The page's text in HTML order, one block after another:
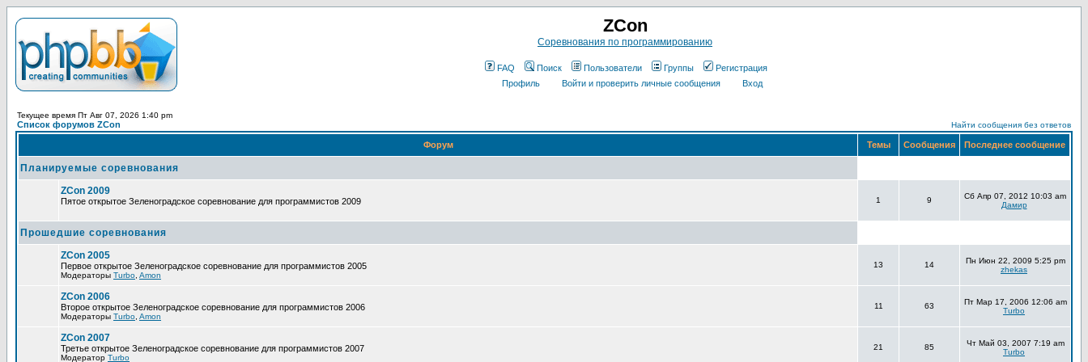
ZCon
Соревнования по программированию
FAQ Поиск Пользователи Группы
Регистрация
Профиль
Войти и проверить личные сообщения Вход
Текущее время Пт Авг 07, 2026 1:40 pm
Список форумов ZCon Найти сообщения без ответов
Форум Темы Сообщения Последнее сообщение
Планируемые соревнования
ZCon 2009
Пятое открытое Зеленоградское соревнование для программистов 2009 1 9
Сб Апр 07, 2012 10:03 am
Дамир
Прошедшие соревнования
ZCon 2005
Первое открытое Зеленоградское соревнование для программистов 2005
Модераторы Turbo Amon
13 14
Пн Июн 22, 2009 5:25 pm
zhekas
ZCon 2006
Второе открытое Зеленоградское соревнование для программистов 2006
Модераторы Turbo Amon
11 63
Пт Мар 17, 2006 12:06 am
Turbo
ZCon 2007
Третье открытое Зеленоградское соревнование для программистов 2007
Модератор Turbo
21 85
Чт Май 03, 2007 7:19 am
Turbo